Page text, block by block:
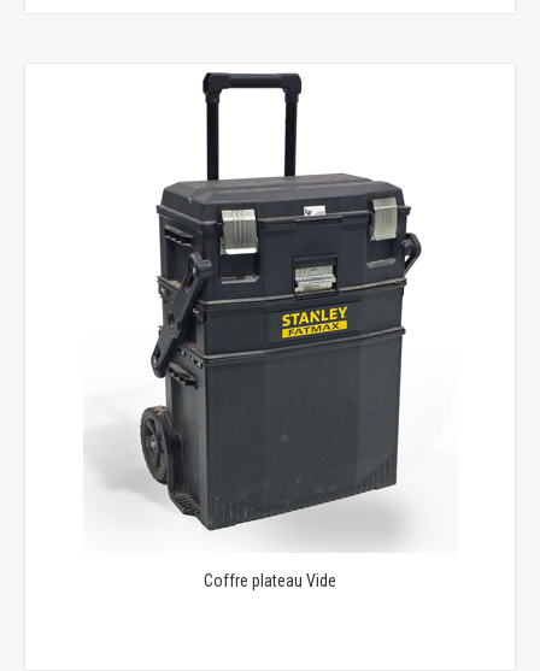
Coffre plateau Vide